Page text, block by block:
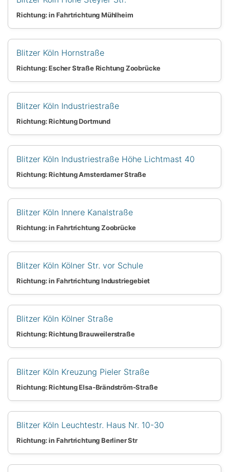
Richtung: in Fahrtrichtung Mühlheim
Blitzer Köln Hornstraße
Richtung: Escher Straße Richtung Zoobrücke
Blitzer Köln Industriestraße
Richtung: Richtung Dortmund
Blitzer Köln Industriestraße Höhe Lichtmast 40
Richtung: Richtung Amsterdamer Straße
Blitzer Köln Innere Kanalstraße
Richtung: in Fahrtrichtung Zoobrücke
Blitzer Köln Kölner Str. vor Schule
Richtung: in Fahrtrichtung Industriegebiet
Blitzer Köln Kölner Straße
Richtung: Richtung Brauweilerstraße
Blitzer Köln Kreuzung Pieler Straße
Richtung: Richtung Elsa-Brändström-Straße
Blitzer Köln Leuchtestr. Haus Nr. 10-30
Richtung: in Fahrtrichtung Berliner Str